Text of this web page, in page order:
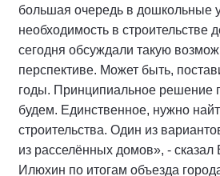
большая очередь в дошкольные
необходимость в строительстве
сегодня обсуждали такую
перспективе. Может быть,
годы. Принципиальное решение
будем. Единственное, нужно
строительства. Один из
из расселённых домов», -
Илюхин по итогам объезда